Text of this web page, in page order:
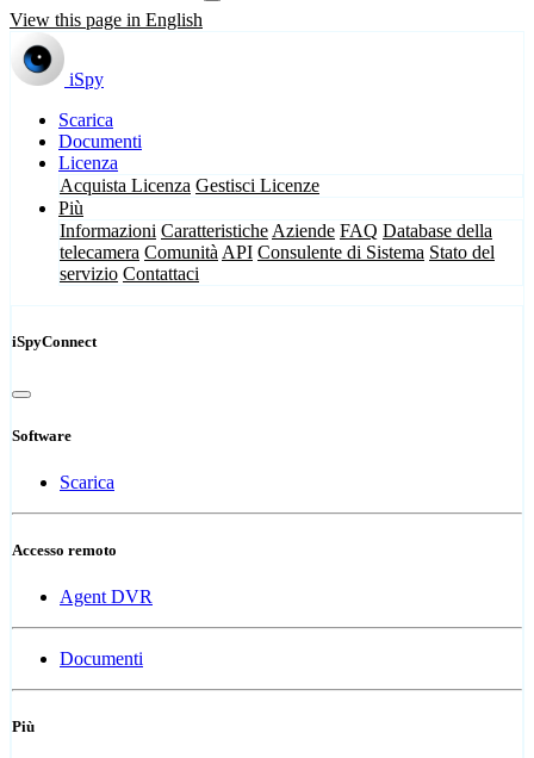
View this page in English
iSpy
Scarica
Documenti
Licenza
Acquista Licenza Gestisci Licenze
Più
Informazioni Caratteristiche Aziende FAQ Database della
telecamera Comunità API Consulente di Sistema Stato del
servizio Contattaci
iSpyConnect
Software
Scarica
Accesso remoto
Agent DVR
Documenti
Più